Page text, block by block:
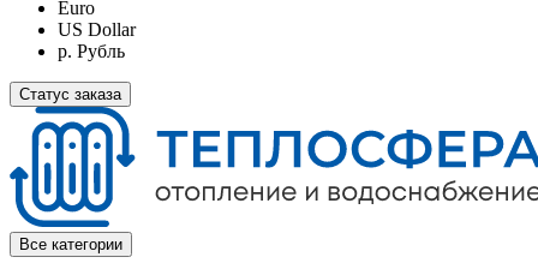
Euro
US Dollar
р. Рубль
Статус заказа
Все категории